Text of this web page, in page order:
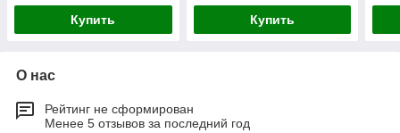
Купить Купить
О нас
Рейтинг не сформирован
Менее 5 отзывов за последний год